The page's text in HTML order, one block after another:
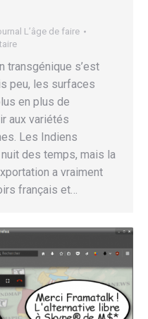
L’âge de faire
transgénique s’est
peu, les surfaces
en plus de
aux variétés
Les Indiens
des temps, mais la
a vraiment
français et…